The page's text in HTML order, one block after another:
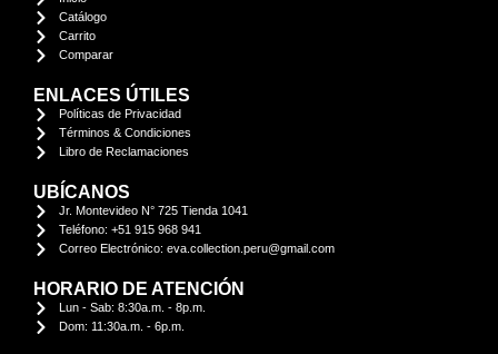
Catálogo
Carrito
Comparar
ENLACES ÚTILES
Políticas de Privacidad
Términos & Condiciones
Libro de Reclamaciones
UBÍCANOS
Jr. Montevideo N° 725 Tienda 1041
Teléfono: +51 915 968 941
Correo Electrónico: eva.collection.peru@gmail.com
HORARIO DE ATENCIÓN
Lun - Sab: 8:30a.m. - 8p.m.
Dom: 11:30a.m. - 6p.m.